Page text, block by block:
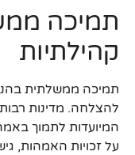
תמיכה
קהילתיות
תמיכה ממשלתית
להצלחה. מדינות
המיועדות לתמוך
על זכויות האמהות,